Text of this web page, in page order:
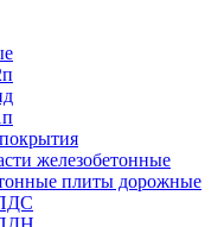
железобетонные
плиты дорожные